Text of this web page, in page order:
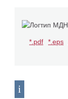
*.pdf *.eps